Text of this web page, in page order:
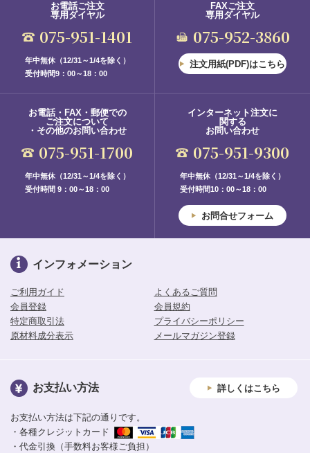
お電話ご注文
専用ダイヤル
075-951-1401
年中無休（12/31～1/4を除く）
受付時間9：00～18：00
FAXご注文
専用ダイヤル
075-952-3860
注文用紙(PDF)はこちら
お電話・FAX・郵便での
ご注文について
・その他のお問い合わせ
075-951-1700
年中無休（12/31～1/4を除く）
受付時間 9：00～18：00
インターネット注文に
関する
お問い合わせ
075-951-9300
年中無休（12/31～1/4を除く）
受付時間10：00～18：00
お問合せフォーム
インフォメーション
ご利用ガイド
よくあるご質問
会員登録
会員規約
特定商取引法
プライバシーポリシー
原材料成分表示
メールマガジン登録
お支払い方法 詳しくはこちら
お支払い方法は下記の通りです。
・各種クレジットカード
・代金引換（手数料お客様ご負担）